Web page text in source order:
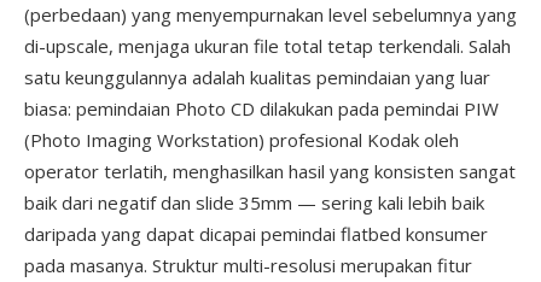
(perbedaan) yang menyempurnakan level sebelumnya yang
di-upscale, menjaga ukuran file total tetap terkendali. Salah
satu keunggulannya adalah kualitas pemindaian yang luar
biasa: pemindaian Photo CD dilakukan pada pemindai PIW
(Photo Imaging Workstation) profesional Kodak oleh
operator terlatih, menghasilkan hasil yang konsisten sangat
baik dari negatif dan slide 35mm — sering kali lebih baik
daripada yang dapat dicapai pemindai flatbed konsumer
pada masanya. Struktur multi-resolusi merupakan fitur